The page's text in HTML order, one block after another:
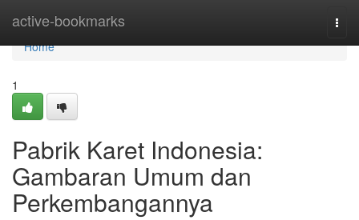
active-bookmarks
Home
Home
1
Pabrik Karet Indonesia:
Gambaran Umum dan
Perkembangannya